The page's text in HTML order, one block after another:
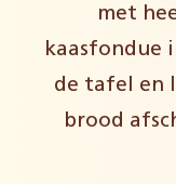
met
kaasfondue
de tafel en
brood